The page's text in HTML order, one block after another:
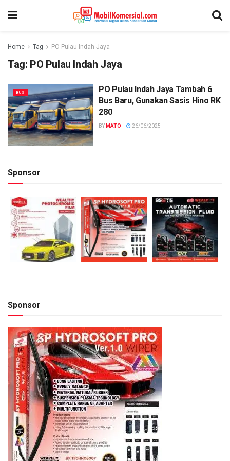
Home Tag PO Pulau Indah Jaya
Tag: PO Pulau Indah Jaya
BUS
PO Pulau Indah Jaya Tambah 6
Bus Baru, Gunakan Sasis Hino RK
280
BY MATO 26/06/2025
Sponsor
Sponsor